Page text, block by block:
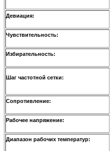
Девиация:
Чувствительность:
Избирательность:
Шаг частотной сетки:
Сопротивление:
Рабочее напряжение:
Диапазон рабочих температур: